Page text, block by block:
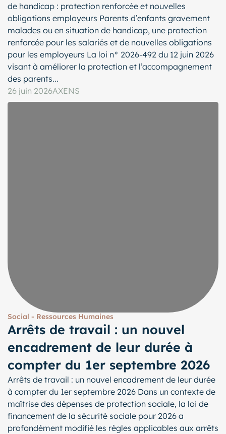
de handicap : protection renforcée et nouvelles
obligations employeurs Parents d’enfants gravement
malades ou en situation de handicap, une protection
renforcée pour les salariés et de nouvelles obligations
pour les employeurs La loi n° 2026-492 du 12 juin 2026
visant à améliorer la protection et l’accompagnement
des parents...
26 juin 2026AXENS
Social - Ressources Humaines
Arrêts de travail : un nouvel
encadrement de leur durée à
compter du 1er septembre 2026
Arrêts de travail : un nouvel encadrement de leur durée
à compter du 1er septembre 2026 Dans un contexte de
maîtrise des dépenses de protection sociale, la loi de
financement de la sécurité sociale pour 2026 a
profondément modifié les règles applicables aux arrêts